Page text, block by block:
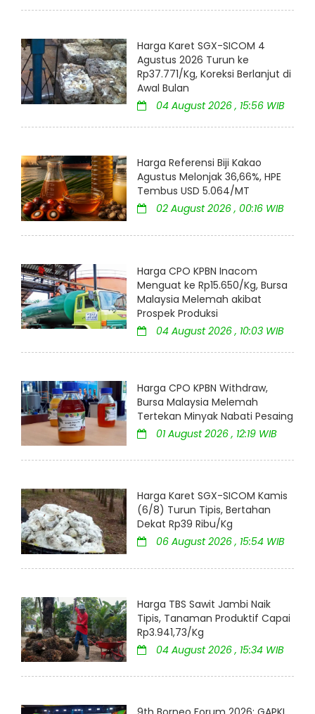
Harga Karet SGX-SICOM 4
Agustus 2026 Turun ke
Rp37.771/Kg, Koreksi Berlanjut di
Awal Bulan
04 August 2026 , 15:56 WIB
Harga Referensi Biji Kakao
Agustus Melonjak 36,66%, HPE
Tembus USD 5.064/MT
02 August 2026 , 00:16 WIB
Harga CPO KPBN Inacom
Menguat ke Rp15.650/Kg, Bursa
Malaysia Melemah akibat
Prospek Produksi
04 August 2026 , 10:03 WIB
Harga CPO KPBN Withdraw,
Bursa Malaysia Melemah
Tertekan Minyak Nabati Pesaing
01 August 2026 , 12:19 WIB
Harga Karet SGX-SICOM Kamis
(6/8) Turun Tipis, Bertahan
Dekat Rp39 Ribu/Kg
06 August 2026 , 15:54 WIB
Harga TBS Sawit Jambi Naik
Tipis, Tanaman Produktif Capai
Rp3.941,73/Kg
04 August 2026 , 15:34 WIB